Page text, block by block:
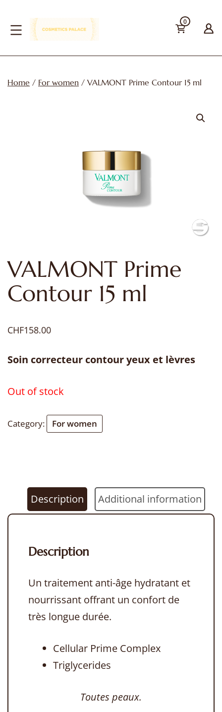
content
0
Home / For women / VALMONT Prime Contour 15 ml
VALMONT Prime
Contour 15 ml
CHF158.00
Soin correcteur contour yeux et lèvres
Out of stock
Category: For women
Description Additional information
Description
Un traitement anti-âge hydratant et
nourrissant offrant un confort de
très longue durée.
Cellular Prime Complex
Triglycerides
Toutes peaux.